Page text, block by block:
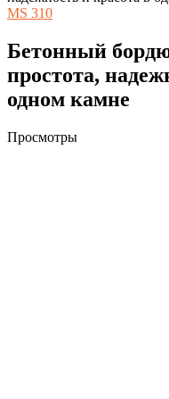
MS 310
Бетонный
простота,
одном камне
Просмотры